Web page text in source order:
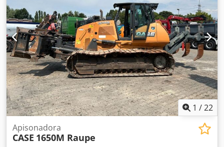
1 /22
Apisonadora
CASE 1650M Raupe